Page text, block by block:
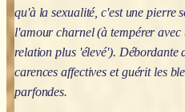
qu'à la sexualité, c'est une pierre
l'amour charnel (à tempérer avec
relation plus 'élevé'). Débordante
carences affectives et guérit les
parfondes.